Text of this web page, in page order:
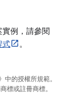
例，請參閱
式 。
中的授權所規範。
標或註冊商標。